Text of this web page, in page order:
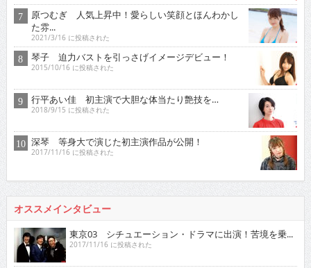
原つむぎ 人気上昇中！愛らしい笑顔とほんわかし
た雰...
2021/3/16 に投稿された
琴子 迫力バストを引っさげイメージデビュー！
2015/10/16 に投稿された
行平あい佳 初主演で大胆な体当たり艶技を…
2018/9/15 に投稿された
深琴 等身大で演じた初主演作品が公開！
2017/11/16 に投稿された
オススメインタビュー
東京03 シチュエーション・ドラマに出演！苦境を乗...
2017/11/16 に投稿された